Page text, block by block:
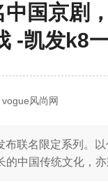
中国京剧
-凯发k8
风尚网
联名限定系列。
中国传统文化，